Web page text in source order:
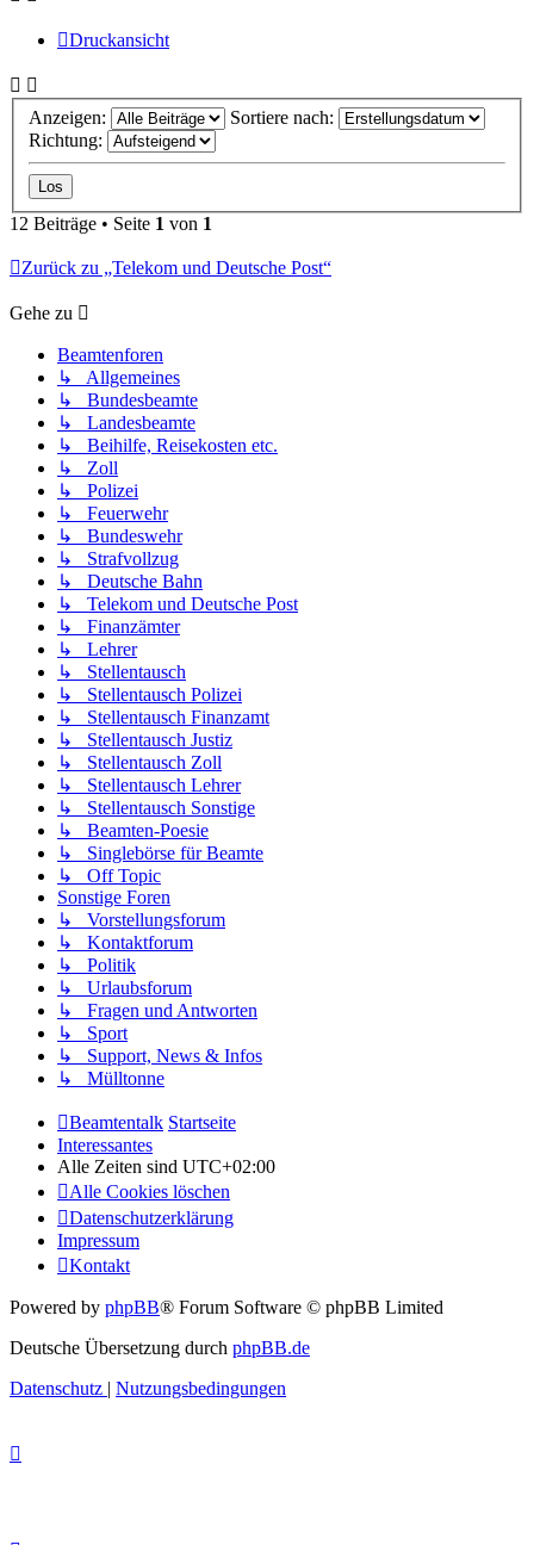
Druckansicht
Anzeigen:
Sortiere nach:
Richtung:
12 Beiträge • Seite 1 von 1
Zurück zu „Telekom und Deutsche Post“
Gehe zu
Beamtenforen
↳ Allgemeines
↳ Bundesbeamte
↳ Landesbeamte
↳ Beihilfe, Reisekosten etc.
↳ Zoll
↳ Polizei
↳ Feuerwehr
↳ Bundeswehr
↳ Strafvollzug
↳ Deutsche Bahn
↳ Telekom und Deutsche Post
↳ Finanzämter
↳ Lehrer
↳ Stellentausch
↳ Stellentausch Polizei
↳ Stellentausch Finanzamt
↳ Stellentausch Justiz
↳ Stellentausch Zoll
↳ Stellentausch Lehrer
↳ Stellentausch Sonstige
↳ Beamten-Poesie
↳ Singlebörse für Beamte
↳ Off Topic
Sonstige Foren
↳ Vorstellungsforum
↳ Kontaktforum
↳ Politik
↳ Urlaubsforum
↳ Fragen und Antworten
↳ Sport
↳ Support, News & Infos
↳ Mülltonne
Beamtentalk Startseite
Interessantes
Alle Zeiten sind UTC+02:00
Alle Cookies löschen
Datenschutzerklärung
Impressum
Kontakt
Powered by phpBB® Forum Software © phpBB Limited
Deutsche Übersetzung durch phpBB.de
Datenschutz | Nutzungsbedingungen